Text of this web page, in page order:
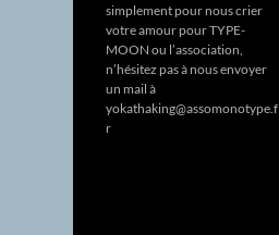
simplement pour nous crier
votre amour pour TYPE-
MOON ou l’association,
n’hésitez pas à nous envoyer
un mail à
yokathaking@assomonotype.f
r